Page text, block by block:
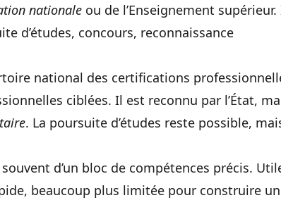
nationale ou de l’Enseignement supérieur.
d’études, concours, reconnaissance
national des certifications
ciblées. Il est reconnu par l’État,
. La poursuite d’études reste possible,
d’un bloc de compétences précis.
beaucoup plus limitée pour construire un